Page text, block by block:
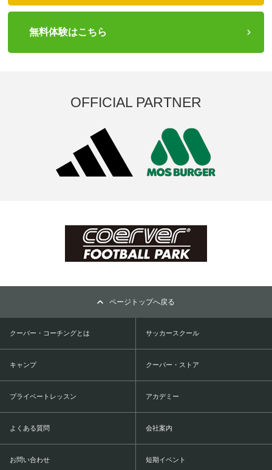
無料体験はこちら
OFFICIAL PARTNER
ページトップへ戻る
クーバー・コーチングとは サッカースクール
キャンプ クーバー・ストア
プライベートレッスン アカデミー
よくある質問 会社案内
お問い合わせ 短期イベント